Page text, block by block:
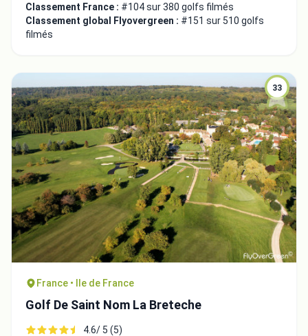
Classement France : #104 sur 380 golfs filmés
Classement global Flyovergreen : #151 sur 510 golfs
filmés
33
France • Ile de France
Golf De Saint Nom La Breteche
4.6/ 5 (5)